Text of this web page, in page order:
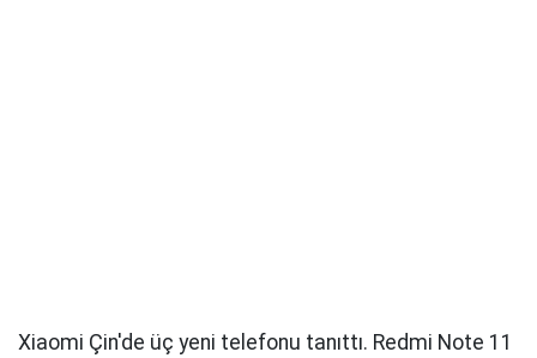
Xiaomi Çin'de üç yeni telefonu tanıttı. Redmi Note 11